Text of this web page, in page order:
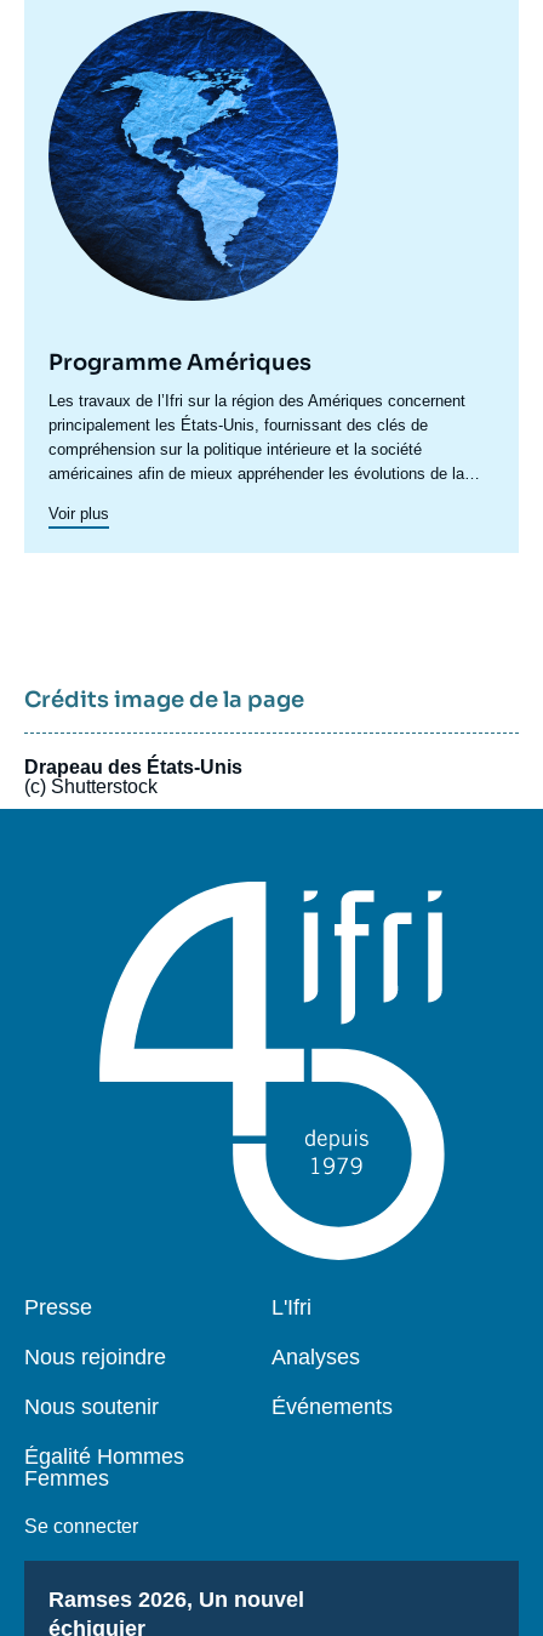
principale
Programme Amériques
Accroche
centre
Les travaux de l’Ifri sur la région des Amériques concernent
principalement les États-Unis, fournissant des clés de
compréhension sur la politique intérieure et la société
américaines afin de mieux appréhender les évolutions de la
transatlantiques et commerciales. Un axe spécifique sur
Voir plus
Crédits image de la page
Drapeau des États-Unis
(c) Shutterstock
Pied
Presse
Nous rejoindre
Nous soutenir
Égalité Hommes
Femmes
Se connecter
Navigation
L'Ifri
Analyses
Événements
Titre
Ramses 2026, Un nouvel
échiquier